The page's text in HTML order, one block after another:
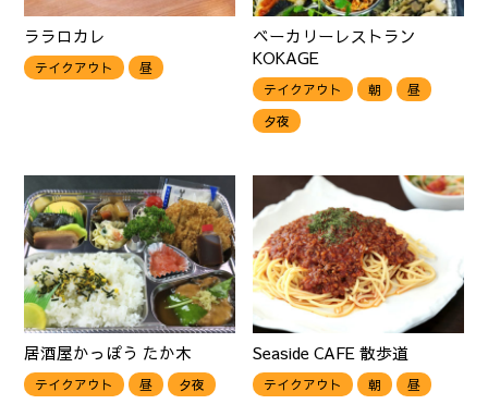
ララロカレ
テイクアウト 昼
ベーカリーレストラン
KOKAGE
テイクアウト 朝
昼
夕夜
居酒屋かっぽう たか木
テイクアウト 昼 夕夜
Seaside CAFE 散歩道
テイクアウト 朝 昼